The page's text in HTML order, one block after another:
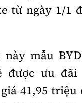
từ ngày 1/1
mẫu
được ưu
41,95 triệu